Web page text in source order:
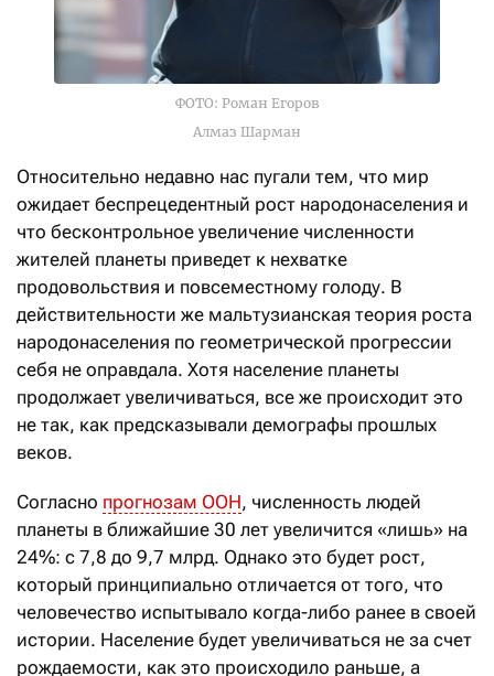
ФОТО: Роман Егоров
Алмаз Шарман
Относительно недавно нас пугали тем, что мир
ожидает беспрецедентный рост народонаселения и
что бесконтрольное увеличение численности
жителей планеты приведет к нехватке
продовольствия и повсеместному голоду. В
действительности же мальтузианская теория роста
народонаселения по геометрической прогрессии
себя не оправдала. Хотя население планеты
продолжает увеличиваться, все же происходит это
не так, как предсказывали демографы прошлых
веков.
Согласно прогнозам ООН, численность людей
планеты в ближайшие 30 лет увеличится «лишь» на
24%: с 7,8 до 9,7 млрд. Однако это будет рост,
который принципиально отличается от того, что
человечество испытывало когда-либо ранее в своей
истории. Население будет увеличиваться не за счет
рождаемости, как это происходило раньше, а